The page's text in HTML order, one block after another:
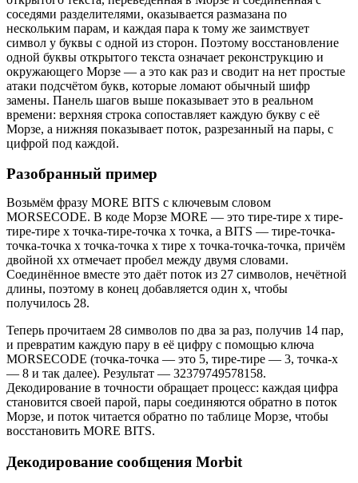
соседями разделителями, оказывается размазана по
нескольким парам, и каждая пара к тому же заимствует
символ у буквы с одной из сторон. Поэтому восстановление
одной буквы открытого текста означает реконструкцию и
окружающего Морзе — а это как раз и сводит на нет простые
атаки подсчётом букв, которые ломают обычный шифр
замены. Панель шагов выше показывает это в реальном
времени: верхняя строка сопоставляет каждую букву с её
Морзе, а нижняя показывает поток, разрезанный на пары, с
цифрой под каждой.
Разобранный пример
Возьмём фразу MORE BITS с ключевым словом
MORSECODE. В коде Морзе MORE — это тире-тире x тире-
тире-тире x точка-тире-точка x точка, а BITS — тире-точка-
точка-точка x точка-точка x тире x точка-точка-точка, причём
двойной xx отмечает пробел между двумя словами.
Соединённое вместе это даёт поток из 27 символов, нечётной
длины, поэтому в конец добавляется один x, чтобы
получилось 28.
Теперь прочитаем 28 символов по два за раз, получив 14 пар,
и превратим каждую пару в её цифру с помощью ключа
MORSECODE (точка-точка — это 5, тире-тире — 3, точка-x
— 8 и так далее). Результат — 32379749578158.
Декодирование в точности обращает процесс: каждая цифра
становится своей парой, пары соединяются обратно в поток
Морзе, и поток читается обратно по таблице Морзе, чтобы
восстановить MORE BITS.
Декодирование сообщения Morbit